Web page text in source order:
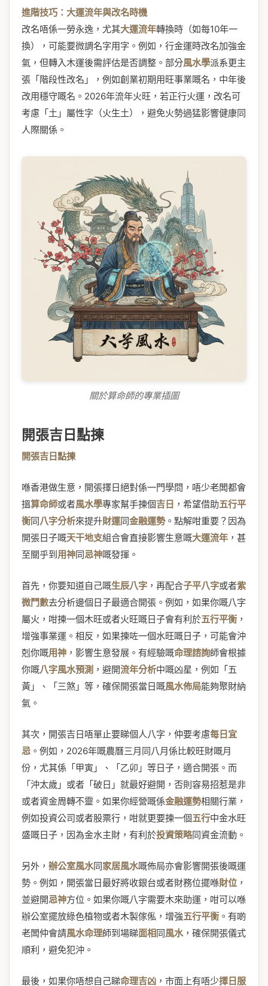
進階技巧：大運流年與改名時機
改名唔係一勞永逸，尤其大運流年轉換時（如每10年一
換），可能要微調名字用字。例如，行金運時改名加強金
氣，但轉入木運後需評估是否調整。部分風水學派系更主
張「階段性改名」，例如創業初期用旺事業嘅名，中年後
改用穩守嘅名。2026年流年火旺，若正行火運，改名可
考慮「土」屬性字（火生土），避免火勢過猛影響健康同
人際關係。
關於算命師的專業插圖
開張吉日點揀
開張吉日點揀
喺香港做生意，開張擇日絕對係一門學問，唔少老闆都會
搵算命師或者風水學專家幫手揀個吉日 ，希望借助五行平
衡同八字分析來提升財運同金融運勢。點解咁重要？因為
開張日子嘅天干地支組合會直接影響生意嘅大運流年 ，甚
至關乎到用神同忌神嘅發揮。
首先，你要知道自己嘅生辰八字 ，再配合子平八字或者紫
微鬥數去分析邊個日子最適合開張。例如，如果你嘅八字
屬火，咁揀一個木旺或者火旺嘅日子會有利於五行平衡，
增強事業運。相反，如果揀咗一個水旺嘅日子，可能會沖
剋你嘅用神 ，影響生意發展。有經驗嘅命理諮詢師會根據
你嘅八字風水預測 ，避開流年分析中嘅凶星，例如「五
黃」、「三煞」等，確保開張當日嘅風水佈局能夠聚財納
氣。
其次，開張吉日唔單止要睇個人八字，仲要考慮每日宜
忌 。例如，2026年嘅農曆三月同八月係比較旺財嘅月
份，尤其係「甲寅」、「乙卯」等日子，適合開張。而
「沖太歲」或者「破日」就最好避開，否則容易招惹是非
或者資金周轉不靈。如果你經營嘅係金融運勢相關行業，
例如投資公司或者股票行，咁就更要揀一個五行中金水旺
盛嘅日子，因為金水主財，有利於投資策略同資金流動。
另外， 辦公室風水同家居風水嘅佈局亦會影響開張後嘅運
勢。例如，開張當日最好將收銀台或者財務位擺喺財位 ，
並避開忌神方位。如果你嘅八字需要木來助運，咁可以喺
辦公室擺放綠色植物或者木製傢俬，增強五行平衡。有啲
老闆仲會請風水命理師到場睇面相同風水，確保開張儀式
順利，避免犯沖。
最後，如果你唔想自己睇命理吉凶 ，市面上有唔少擇日服